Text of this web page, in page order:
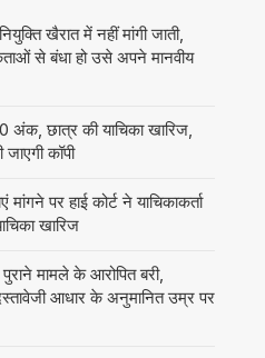
खैरात में नहीं मांगी जाती,
से बंधा हो उसे अपने मानवीय
छात्र की याचिका खारिज,
कॉपी
पर हाई कोर्ट ने याचिकाकर्ता
खारिज
मामले के आरोपित बरी,
दस्तावेजी आधार के अनुमानित उम्र पर